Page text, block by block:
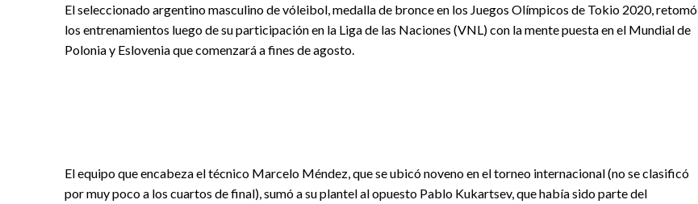
El seleccionado argentino masculino de vóleibol, medalla de bronce en los Juegos Olímpicos de Tokio 2020, retomó
los entrenamientos luego de su participación en la Liga de las Naciones (VNL) con la mente puesta en el Mundial de
Polonia y Eslovenia que comenzará a fines de agosto.
El equipo que encabeza el técnico Marcelo Méndez, que se ubicó noveno en el torneo internacional (no se clasificó
por muy poco a los cuartos de final), sumó a su plantel al opuesto Pablo Kukartsev, que había sido parte del